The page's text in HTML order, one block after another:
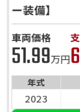
ー装備】
車両価格
51.99万円
年式
2023